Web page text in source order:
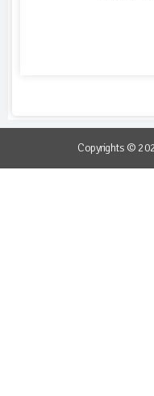
Copyrights ©